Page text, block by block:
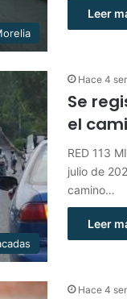
Leer
Hace 4
Se
el
RED 113
julio de
camino…
Leer
Hace 4